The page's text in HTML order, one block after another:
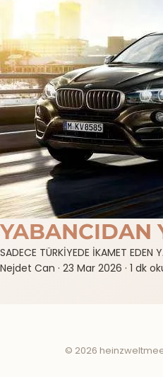
YABANCIDAN
SADECE TÜRKİYEDE İKAMET EDEN
Nejdet Can · 23 Mar 2026 · 1 dk
© 2026